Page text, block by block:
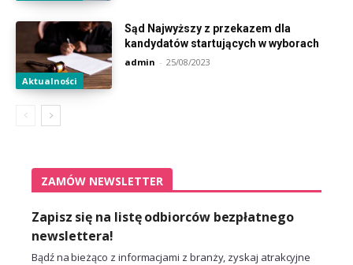
Aktualności
Sąd Najwyższy z przekazem dla
kandydatów startujących w wyborach
admin - 25/08/2023
ZAMÓW NEWSLETTER
Zapisz się na listę odbiorców bezpłatnego
newslettera!
Bądź na bieżąco z informacjami z branży, zyskaj atrakcyjne